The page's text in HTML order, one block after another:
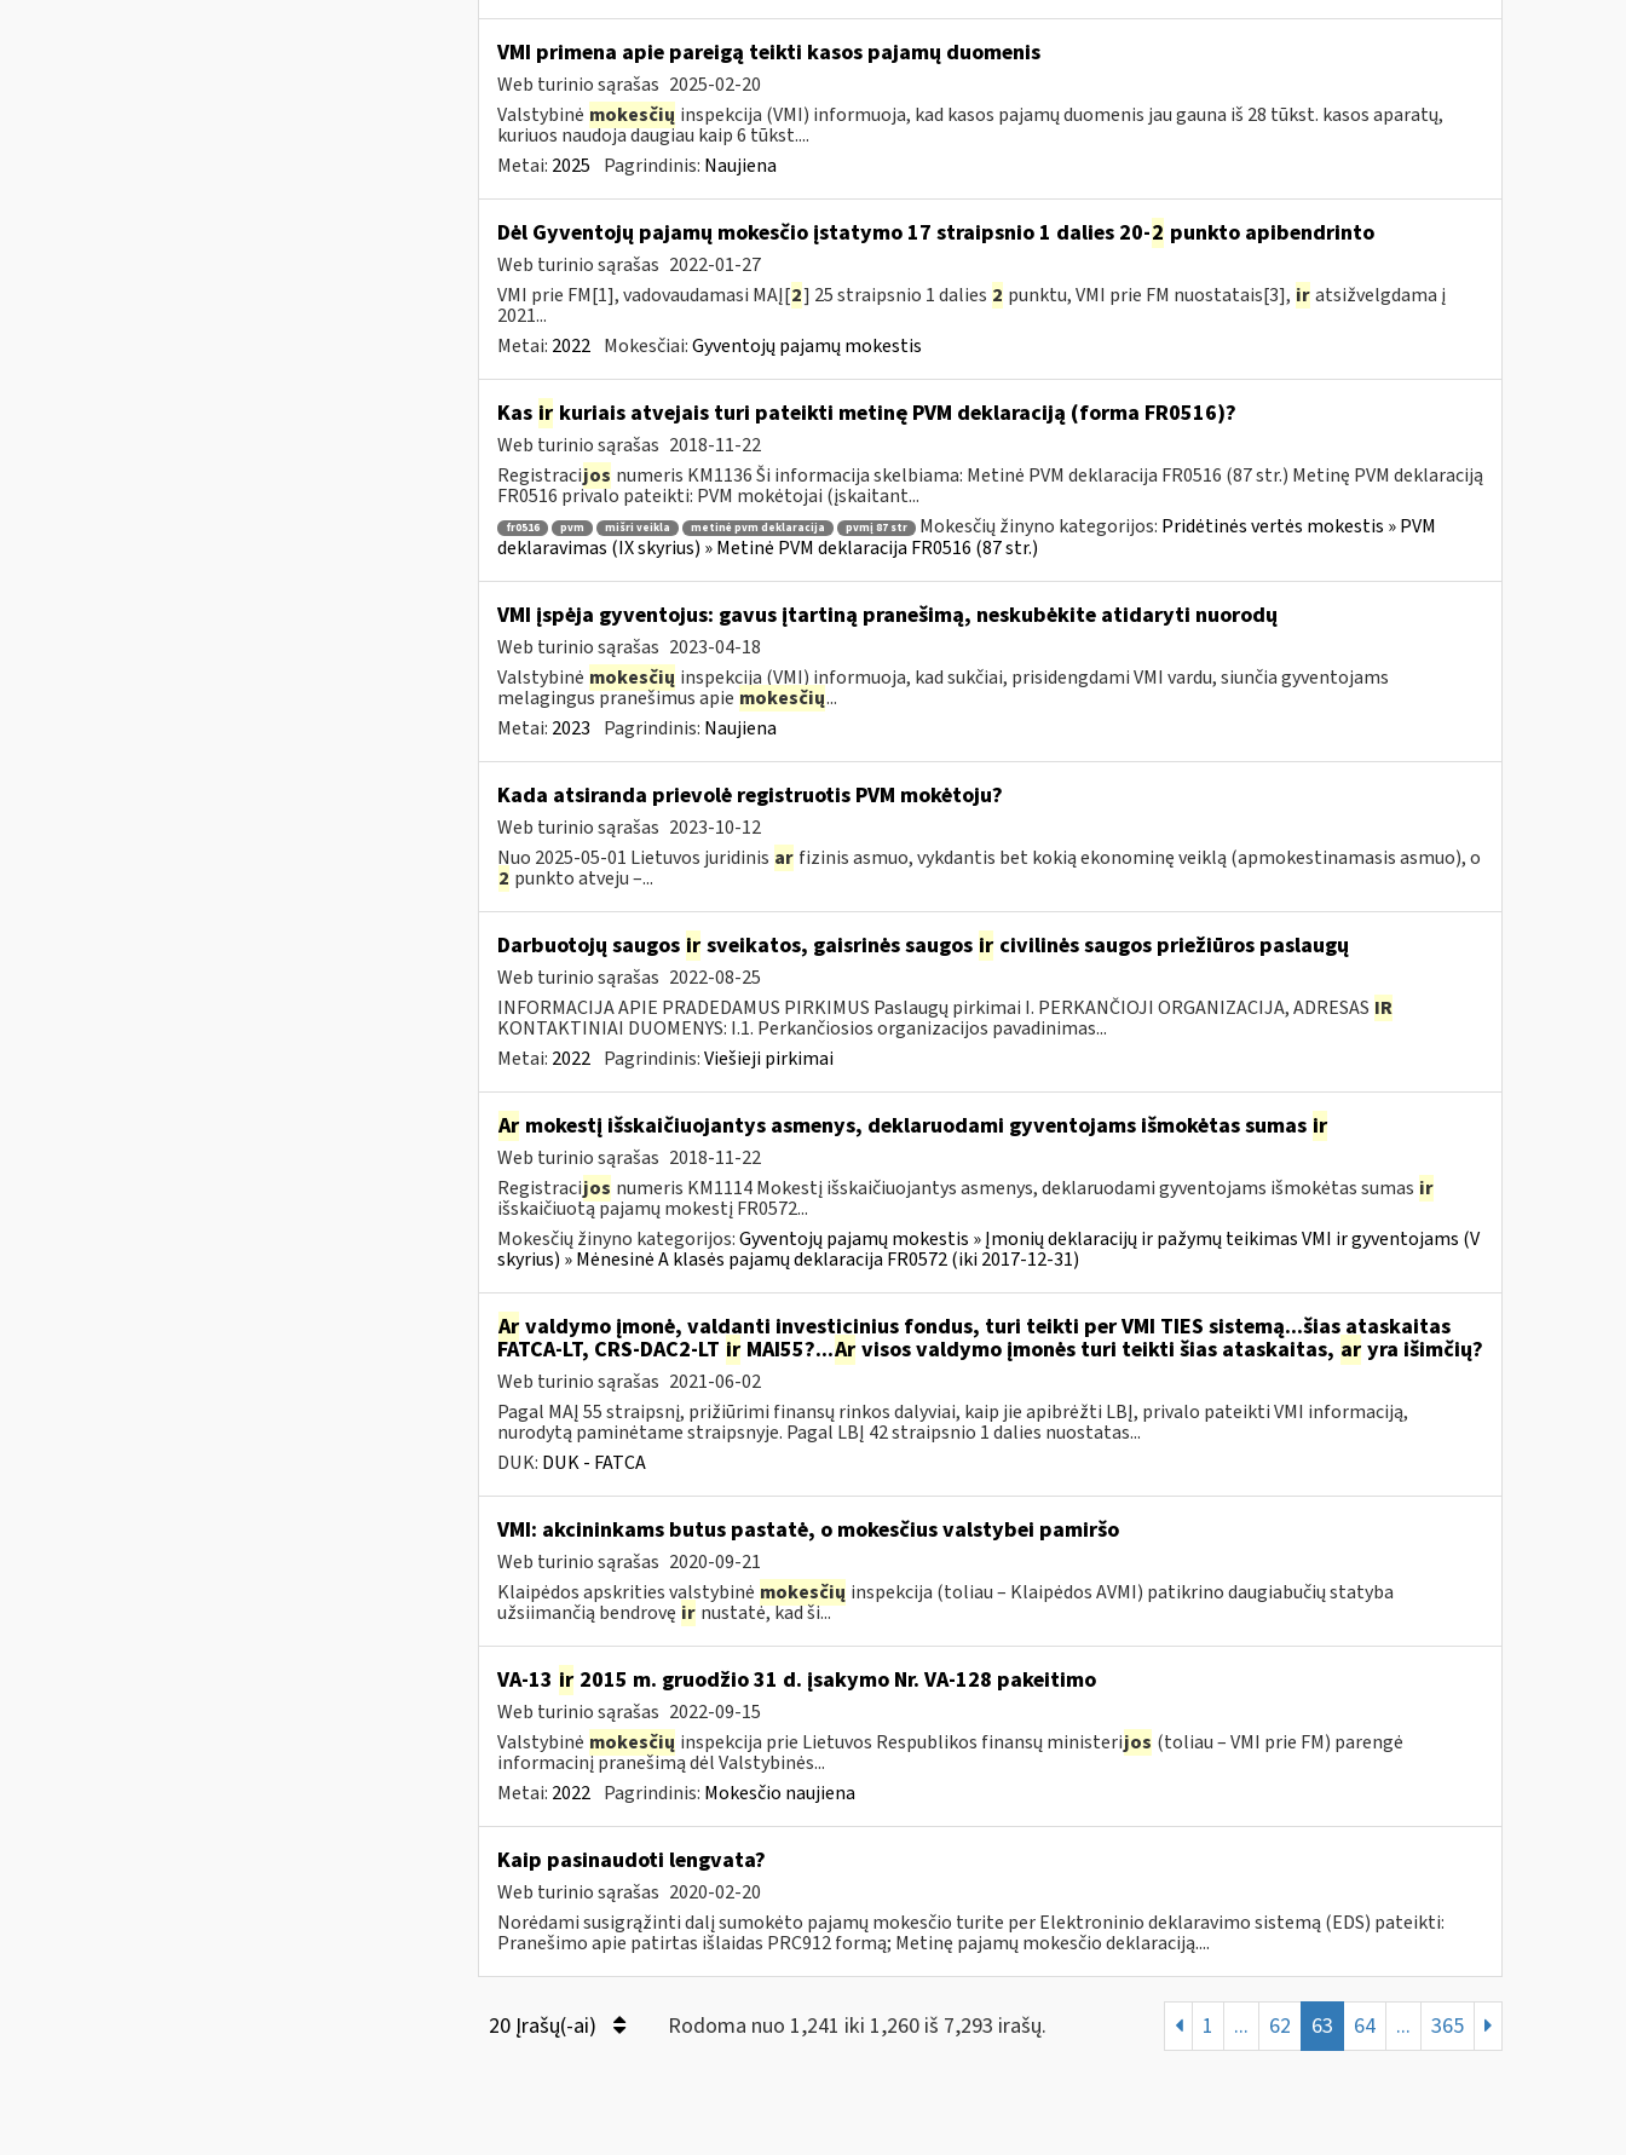
VMI primena apie pareigą teikti kasos pajamų duomenis
Web turinio sąrašas 2025-02-20
Valstybinė mokesčių inspekcija (VMI) informuoja, kad kasos pajamų duomenis jau gauna iš 28 tūkst. kasos aparatų,
kuriuos naudoja daugiau kaip 6 tūkst....
Metai: 2025 Pagrindinis: Naujiena
Dėl Gyventojų pajamų mokesčio įstatymo 17 straipsnio 1 dalies 20-2 punkto apibendrinto
Web turinio sąrašas 2022-01-27
VMI prie FM[1], vadovaudamasi MAĮ[2] 25 straipsnio 1 dalies 2 punktu, VMI prie FM nuostatais[3], ir atsižvelgdama į
2021...
Metai: 2022 Mokesčiai:Gyventojų pajamų mokestis
Kas irkuriais atvejais turi pateikti metinę PVM deklaraciją (forma FR0516)?
Web turinio sąrašas 2018-11-22
Registracijos numeris KM1136 Ši informacija skelbiama: Metinė PVM deklaracija FR0516 (87 str.) Metinę PVM deklaraciją
FR0516 privalo pateikti: PVM mokėtojai (įskaitant...
fr0516 pvm mišri veikla metinė pvm deklaracija pvmį 87 str Mokesčių žinyno kategorijos: Pridėtinės vertės mokestis » PVM
deklaravimas (IX skyrius) » Metinė PVM deklaracija FR0516 (87 str.)
VMI įspėja gyventojus: gavus įtartiną pranešimą, neskubėkite atidaryti nuorodų
Web turinio sąrašas 2023-04-18
Valstybinė mokesčių inspekcija (VMI) informuoja, kad sukčiai, prisidengdami VMI vardu, siunčia gyventojams
melagingus pranešimus apie mokesčių...
Metai: 2023 Pagrindinis: Naujiena
Kada atsiranda prievolė registruotis PVM mokėtoju?
Web turinio sąrašas 2023-10-12
Nuo 2025-05-01 Lietuvos juridinis ar fizinis asmuo, vykdantis bet kokią ekonominę veiklą (apmokestinamasis asmuo), o
2 punkto atveju –...
Darbuotojų saugos irsveikatos, gaisrinės saugos ircivilinės saugos priežiūros paslaugų
Web turinio sąrašas 2022-08-25
INFORMACIJA APIE PRADEDAMUS PIRKIMUS Paslaugų pirkimai I. PERKANČIOJI ORGANIZACIJA, ADRESAS IR
KONTAKTINIAI DUOMENYS: I.1. Perkančiosios organizacijos pavadinimas...
Metai: 2022 Pagrindinis:Viešieji pirkimai
Armokestį išskaičiuojantys asmenys, deklaruodami gyventojams išmokėtas sumas ir
Web turinio sąrašas 2018-11-22
Registracijos numeris KM1114 Mokestį išskaičiuojantys asmenys, deklaruodami gyventojams išmokėtas sumas ir
išskaičiuotą pajamų mokestį FR0572...
Mokesčių žinyno kategorijos:Gyventojų pajamų mokestis » Įmonių deklaracijų ir pažymų teikimas VMI ir gyventojams (V
skyrius) » Mėnesinė A klasės pajamų deklaracija FR0572 (iki 2017-12-31)
Arvaldymo įmonė, valdanti investicinius fondus, turi teikti per VMI TIES sistemą...šias ataskaitas
FATCA-LT, CRS-DAC2-LT irMAI55?...Arvisos valdymo įmonės turi teikti šias ataskaitas, aryra išimčių?
Web turinio sąrašas 2021-06-02
Pagal MAĮ 55 straipsnį, prižiūrimi finansų rinkos dalyviai, kaip jie apibrėžti LBĮ, privalo pateikti VMI informaciją,
nurodytą paminėtame straipsnyje. Pagal LBĮ 42 straipsnio 1 dalies nuostatas...
DUK: DUK - FATCA
VMI: akcininkams butus pastatė, o mokesčius valstybei pamiršo
Web turinio sąrašas 2020-09-21
Klaipėdos apskrities valstybinė mokesčių inspekcija (toliau – Klaipėdos AVMI) patikrino daugiabučių statyba
užsiimančią bendrovę ir nustatė, kad ši...
VA-13 ir2015 m. gruodžio 31 d. įsakymo Nr. VA-128 pakeitimo
Web turinio sąrašas 2022-09-15
Valstybinė mokesčių inspekcija prie Lietuvos Respublikos finansų ministerijos (toliau – VMI prie FM) parengė
informacinį pranešimą dėl Valstybinės...
Metai: 2022 Pagrindinis: Mokesčio naujiena
Kaip pasinaudoti lengvata?
Web turinio sąrašas 2020-02-20
Norėdami susigrąžinti dalį sumokėto pajamų mokesčio turite per Elektroninio deklaravimo sistemą (EDS) pateikti:
Pranešimo apie patirtas išlaidas PRC912 formą; Metinę pajamų mokesčio deklaraciją....
20 Įrašų(-ai) Rodoma nuo 1,241 iki 1,260 iš 7,293 irašų. 1 ... 62 63 64 ... 365